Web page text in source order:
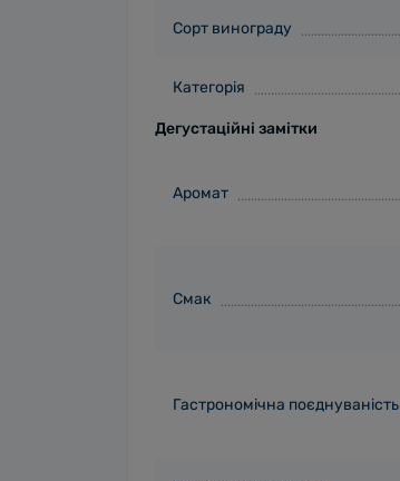
Сорт винограду
Категорія
Дегустаційні замітки
Аромат
Смак
Гастрономічна поєднуваність